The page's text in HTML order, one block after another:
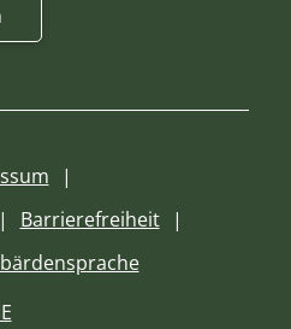
Barrierefreiheit